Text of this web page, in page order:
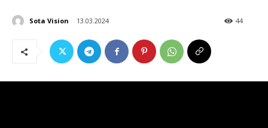
Sota Vision 13.03.2024 44